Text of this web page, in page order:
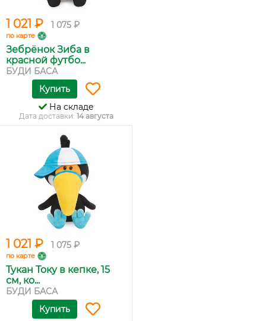
1 021 ₽ 1 075 ₽
по карте
Зебрёнок Зиба в
красной футбо...
БУДИ БАСА
Купить
На складе
Дата доставки: 14 августа
1 021 ₽ 1 075 ₽
по карте
Тукан Току в кепке, 15
см, ко...
БУДИ БАСА
Купить